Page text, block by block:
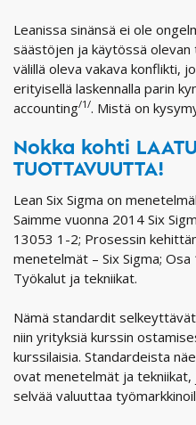
Leanissa sinänsä ei ole
säästöjen ja käytössä olevan
välillä oleva vakava konflikti,
erityisellä laskennalla parin
accounting/1/. Mistä on
Nokka kohti
TUOTTAVUUTTA!
Lean Six Sigma on
Saimme vuonna 2014 Six
13053 1-2; Prosessin
menetelmät – Six Sigma;
Työkalut ja tekniikat.
Nämä standardit
niin yrityksiä kurssin
kurssilaisia. Standardeista
ovat menetelmät ja
selvää valuuttaa